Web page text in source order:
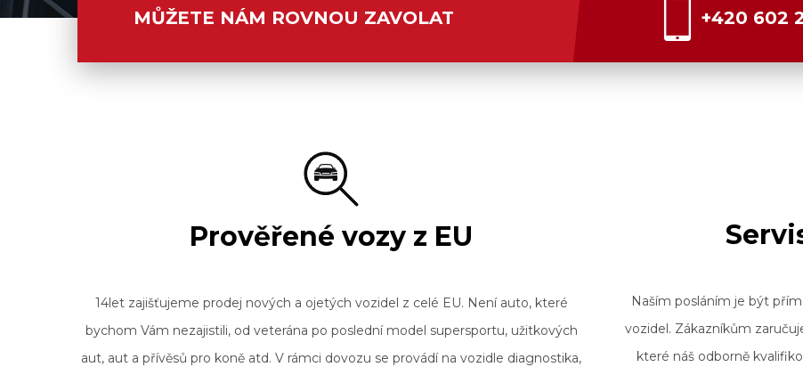
MŮŽETE NÁM ROVNOU ZAVOLAT +420 602
Prověřené vozy z EU
14let zajišťujeme prodej nových a ojetých vozidel z celé EU. Není auto, které
bychom Vám nezajistili, od veterána po poslední model supersportu, užitkových
aut, aut a přívěsů pro koně atd. V rámci dovozu se provádí na vozidle diagnostika,
Naším posláním je být
vozidel. Zákazníkům
které náš odborně